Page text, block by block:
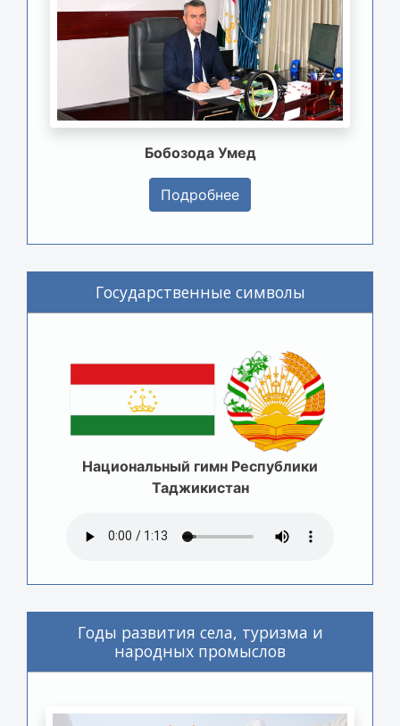
Бобозода Умед
Подробнее
Государственные символы
Национальный гимн Республики
Таджикистан
Годы развития села, туризма и
народных промыслов